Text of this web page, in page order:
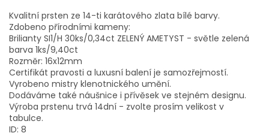
Kvalitní prsten ze 14-ti karátového zlata bílé barvy.
Zdobeno přírodními kameny:
Brilianty SI1/H 30ks/0,34ct ZELENÝ AMETYST - světle zelená
barva 1ks/9,40ct
Rozměr: 16x12mm
Certifikát pravosti a luxusní balení je samozřejmostí.
Vyrobeno mistry klenotnického umění.
Dodáváme také náušnice i přívěsek ve stejném designu.
Výroba prstenu trvá 14dní - zvolte prosím velikost v
tabulce.
ID: 8